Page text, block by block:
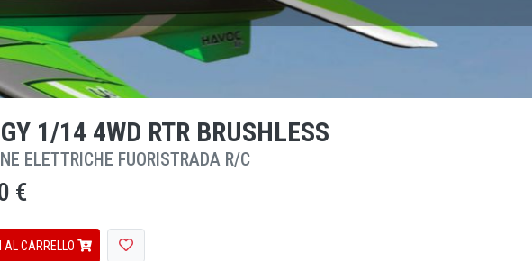
1/14 4WD RTR BRUSHLESS
ELETTRICHE FUORISTRADA R/C
€
AL CARRELLO